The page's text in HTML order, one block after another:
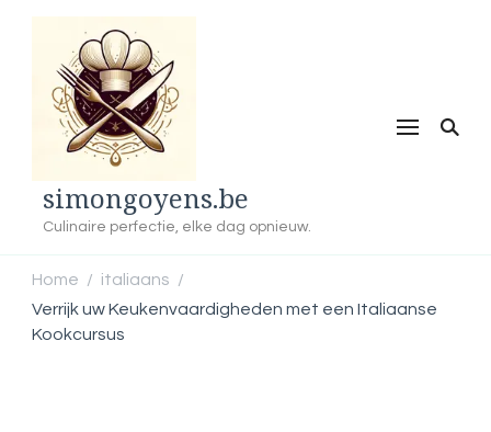
simongoyens.be
Culinaire perfectie, elke dag opnieuw.
Home / italiaans /
Verrijk uw Keukenvaardigheden met een Italiaanse
Kookcursus